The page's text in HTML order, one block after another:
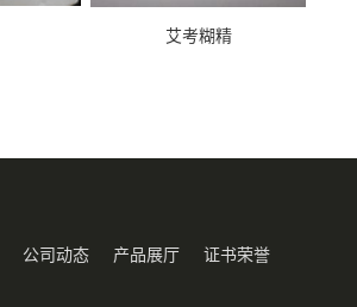
艾考糊精
公司动态 产品展厅 证书荣誉